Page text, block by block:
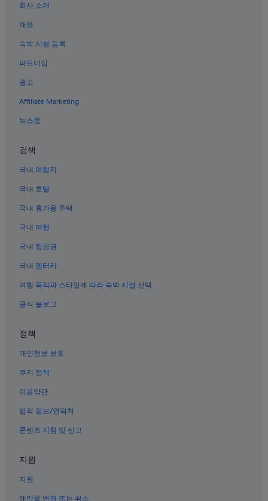
회사 소개
채용
숙박 시설 등록
파트너십
광고
Affiliate Marketing
뉴스룸
검색
국내 여행지
국내 호텔
국내 휴가용 주택
국내 여행
국내 항공권
국내 렌터카
여행 목적과 스타일에 따라 숙박 시설 선택
공식 블로그
정책
개인정보 보호
쿠키 정책
이용약관
법적 정보/연락처
콘텐츠 지침 및 신고
지원
지원
예약을 변경 또는 취소